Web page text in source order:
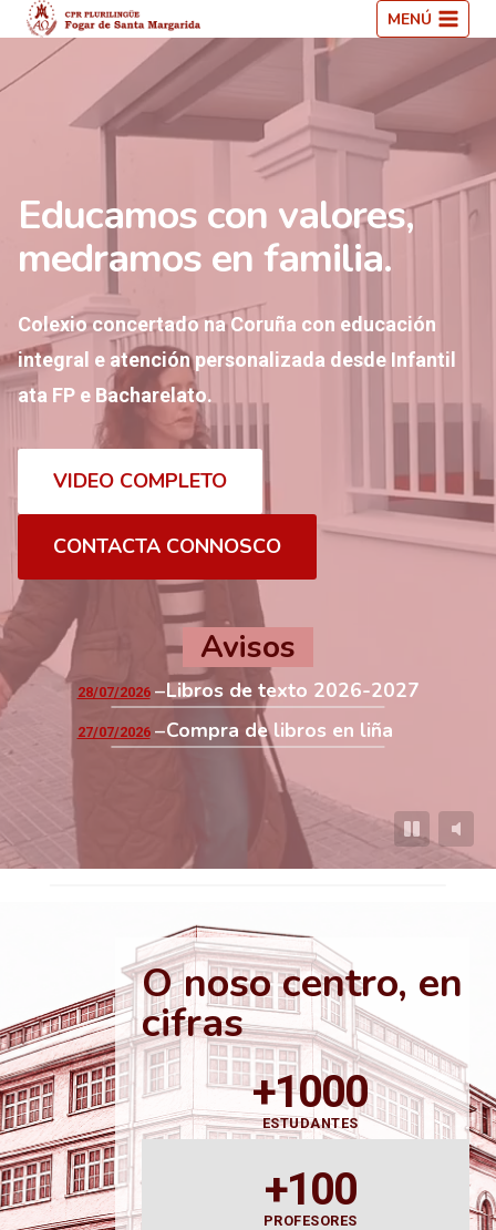
Saltar
ao
contido
MENÚ
Educamos con valores,
medramos en familia.
Colexio concertado na Coruña con educación
integral e atención personalizada desde Infantil
ata FP e Bacharelato.
VIDEO COMPLETO
CONTACTA CONNOSCO
Avisos
28/07/2026 Libros de texto 2026-2027
27/07/2026 Compra de libros en liña
O noso centro, en
cifras
+1000
ESTUDANTES
+100
PROFESORES